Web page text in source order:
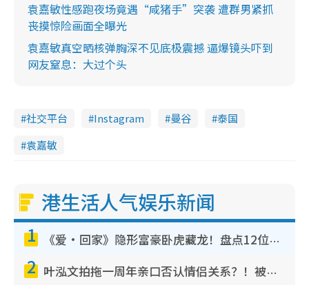
袁嘉敏性感跑夜场竟遇“咸猪手”突袭 遭群男紧抓
丧摸惊险画面全曝光
袁嘉敏真空晒核弹胸深不见底极震撼 逼爆镜头吓到
网友窒息：大过个头
社交平台 Instagram 曼谷
泰国
袁嘉敏
港生活人气娱乐新闻
1 《爱·回家》隐形富豪卧虎藏龙！盘点12位财气逼人的有钱艺人：这位美女3亿身家不愁做
2 叶泓文拍拖一周年亲口否认情侣关系？！被质疑感情造假竟称GM“普通同事”